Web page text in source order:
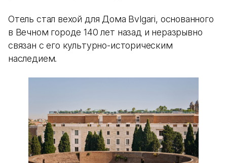
Отель стал вехой для Дома Bvlgari, основанного
в Вечном городе 140 лет назад и неразрывно
связан с его культурно-историческим
наследием.